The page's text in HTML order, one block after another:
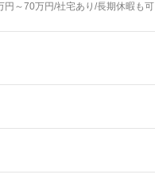
円～70万円/社宅あり/長期休暇も可